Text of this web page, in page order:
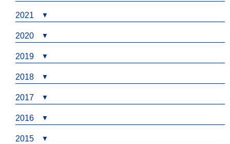
2021
2020
2019
2018
2017
2016
2015